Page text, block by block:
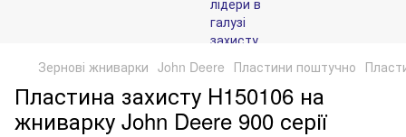
Зернові жниварки John Deere Пластини поштучно
Пластина захисту H150106 на
жниварку John Deere 900 серії